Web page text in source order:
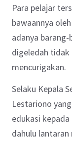
Para pelajar
bawaannya
adanya barang-
digeledah tidak
mencurigakan.
Selaku Kepala
Lestariono
edukasi
dahulu